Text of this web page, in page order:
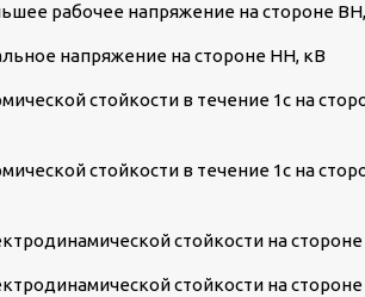
рабочее напряжение на стороне
напряжение на стороне НН, кВ
стойкости в течение 1с на
стойкости в течение 1с на
стойкости на
стойкости на